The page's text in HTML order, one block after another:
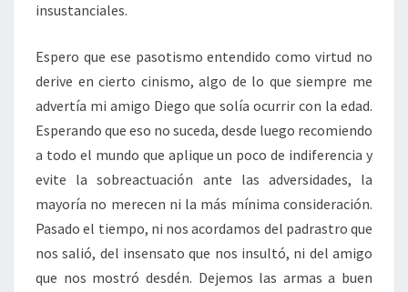
insustanciales.
Espero que ese pasotismo entendido como virtud no
derive en cierto cinismo, algo de lo que siempre me
advertía mi amigo Diego que solía ocurrir con la edad.
Esperando que eso no suceda, desde luego recomiendo
a todo el mundo que aplique un poco de indiferencia y
evite la sobreactuación ante las adversidades, la
mayoría no merecen ni la más mínima consideración.
Pasado el tiempo, ni nos acordamos del padrastro que
nos salió, del insensato que nos insultó, ni del amigo
que nos mostró desdén. Dejemos las armas a buen